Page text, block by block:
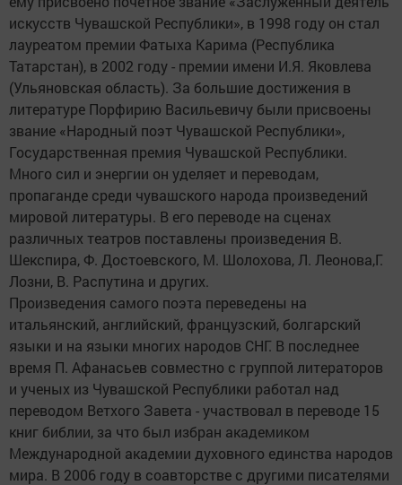
искусств Чувашской Республики», в 1998 году он стал
лауреатом премии Фатыха Карима (Республика
Татарстан), в 2002 году - премии имени И.Я. Яковлева
(Ульяновская область). За большие достижения в
литературе Порфирию Васильевичу были присвоены
звание «Народный поэт Чувашской Республики»,
Государственная премия Чувашской Республики.
Много сил и энергии он уделяет и переводам,
пропаганде среди чувашского народа произведений
мировой литературы. В его переводе на сценах
различных театров поставлены произведения В.
Шекспира, Ф. Достоевского, М. Шолохова, Л. Леонова,Г.
Лозни, В. Распутина и других.
Произведения самого поэта переведены на
итальянский, английский, французский, болгарский
языки и на языки многих народов СНГ. В последнее
время П. Афанасьев совместно с группой литераторов
и ученых из Чувашской Республики работал над
переводом Ветхого Завета - участвовал в переводе 15
книг библии, за что был избран академиком
Международной академии духовного единства народов
мира. В 2006 году в соавторстве с другими писателями